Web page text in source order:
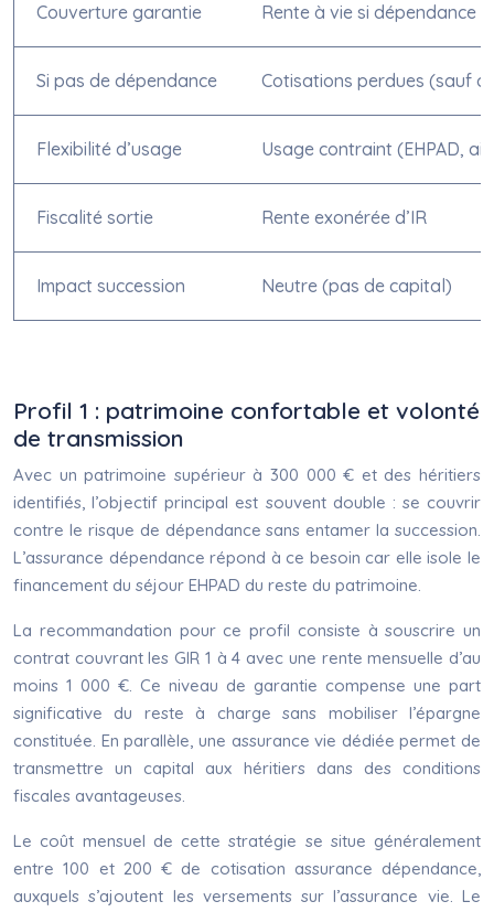
Couverture garantie Rente à vie si dépendance
Si pas de dépendance Cotisations perdues (sauf
Flexibilité d’usage Usage contraint (EHPAD,
Fiscalité sortie Rente exonérée d’IR
Impact succession Neutre (pas de capital)
Profil 1 : patrimoine confortable et volonté
de transmission
Avec un patrimoine supérieur à 300 000 € et des héritiers
identifiés, l’objectif principal est souvent double : se couvrir
contre le risque de dépendance sans entamer la succession.
L’assurance dépendance répond à ce besoin car elle isole le
financement du séjour EHPAD du reste du patrimoine.
La recommandation pour ce profil consiste à souscrire un
contrat couvrant les GIR 1 à 4 avec une rente mensuelle d’au
moins 1 000 €. Ce niveau de garantie compense une part
significative du reste à charge sans mobiliser l’épargne
constituée. En parallèle, une assurance vie dédiée permet de
transmettre un capital aux héritiers dans des conditions
fiscales avantageuses.
Le coût mensuel de cette stratégie se situe généralement
entre 100 et 200 € de cotisation assurance dépendance,
auxquels s’ajoutent les versements sur l’assurance vie. Le